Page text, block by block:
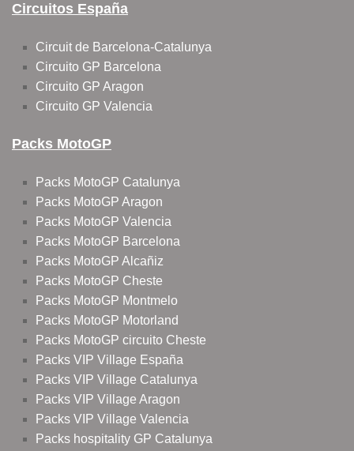
Circuitos España
Circuit de Barcelona-Catalunya
Circuito GP Barcelona
Circuito GP Aragon
Circuito GP Valencia
Packs MotoGP
Packs MotoGP Catalunya
Packs MotoGP Aragon
Packs MotoGP Valencia
Packs MotoGP Barcelona
Packs MotoGP Alcañiz
Packs MotoGP Cheste
Packs MotoGP Montmelo
Packs MotoGP Motorland
Packs MotoGP circuito Cheste
Packs VIP Village España
Packs VIP Village Catalunya
Packs VIP Village Aragon
Packs VIP Village Valencia
Packs hospitality GP Catalunya